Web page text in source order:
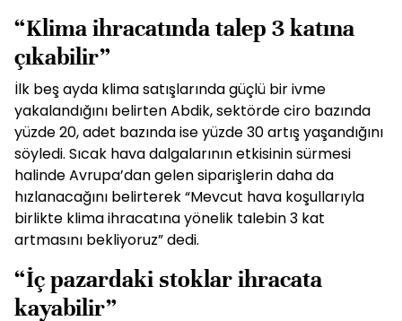
“Klima ihracatında talep 3 katına
çıkabilir”
İlk beş ayda klima satışlarında güçlü bir ivme
yakalandığını belirten Abdik, sektörde ciro bazında
yüzde 20, adet bazında ise yüzde 30 artış yaşandığını
söyledi. Sıcak hava dalgalarının etkisinin sürmesi
halinde Avrupa’dan gelen siparişlerin daha da
hızlanacağını belirterek “Mevcut hava koşullarıyla
birlikte klima ihracatına yönelik talebin 3 kat
artmasını bekliyoruz” dedi.
“İç pazardaki stoklar ihracata
kayabilir”